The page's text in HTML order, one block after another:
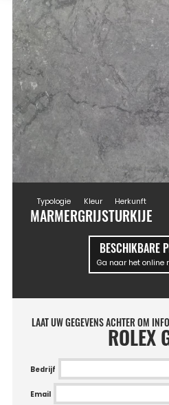
Typologie
MARMER
Kleur
GRIJS
Herkunft
TURKIJE
BESCHIKBARE
Ga naar het online
LAAT UW GEGEVENS ACHTER OM
ROLEX
Bedrijf
Email